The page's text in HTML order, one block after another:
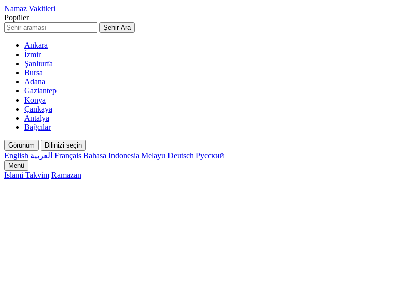
Namaz Vakitleri
Popüler
Şehir Ara
Ankara
İzmir
Şanlıurfa
Bursa
Adana
Gaziantep
Konya
Çankaya
Antalya
Bağcılar
Görünüm Dilinizi seçin
English العربية Français Bahasa Indonesia Melayu Deutsch Русский
Menü
Islami Takvim Ramazan